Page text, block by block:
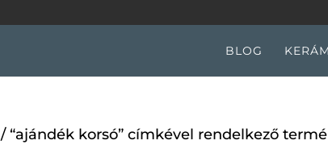
BLOG
/ “ajándék korsó” címkével rendelkező